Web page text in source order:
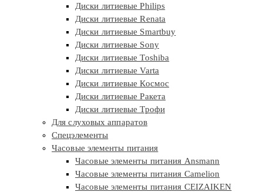
Диски литиевые Philips
Диски литиевые Renata
Диски литиевые Smartbuy
Диски литиевые Sony
Диски литиевые Toshiba
Диски литиевые Varta
Диски литиевые Космос
Диски литиевые Ракета
Диски литиевые Трофи
Для слуховых аппаратов
Спецэлементы
Часовые элементы питания
Часовые элементы питания Ansmann
Часовые элементы питания Camelion
Часовые элементы питания CEIZAIKEN